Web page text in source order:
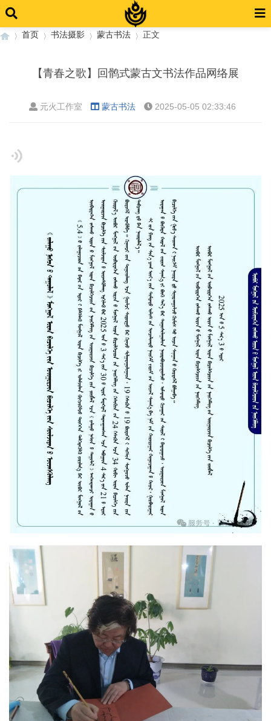
首页 书法摄影 蒙古书法 正文
【青春之歌】回鹘式蒙古文书法作品网络展
元火工作室 蒙古书法 2025-05-05 02:33:46